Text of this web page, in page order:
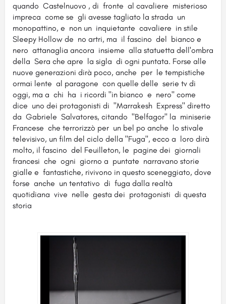
quando Castelnuovo , di fronte al cavaliere misterioso
impreca come se gli avesse tagliato la strada un
monopattino, e non un inquietante cavaliere in stile
Sleepy Hollow de no artri, ma il fascino del bianco e
nero attanaglia ancora insieme alla statuetta dell'ombra
della Sera che apre la sigla di ogni puntata. Forse alle
nuove generazioni dirà poco, anche per le tempistiche
ormai lente al paragone con quelle delle serie tv di
oggi, ma a chi ha i ricordi "in bianco e nero" come
dice uno dei protagonisti di "Marrakesh Express" diretto
da Gabriele Salvatores, citando "Belfagor" la miniserie
Francese che terrorizzò per un bel po anche lo stivale
televisivo, un film del ciclo della "Fuga", ecco a loro dirà
molto, il fascino del Feuilleton, le pagine dei giornali
francesi che ogni giorno a puntate narravano storie
gialle e fantastiche, rivivono in questo sceneggiato, dove
forse anche un tentativo di fuga dalla realtà
quotidiana vive nelle gesta dei protagonisti di questa
storia